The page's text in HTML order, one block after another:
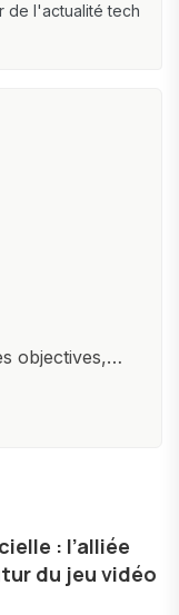
de l'actualité tech
objectives,
également à
de la
et à
: l’alliée
du jeu vidéo